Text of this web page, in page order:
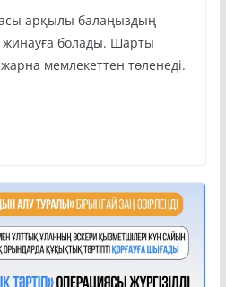
арқылы балаңыздың
жинауға болады. Шарты
мемлекеттен төленеді.